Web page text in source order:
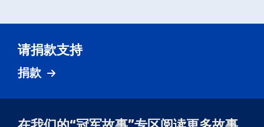
请捐款支持
捐款